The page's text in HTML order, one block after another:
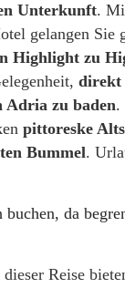
Unterkunft.
gelangen Sie
Highlight zu
direkt
zu baden.
pittoreske
Bummel.
buchen, da
Reise